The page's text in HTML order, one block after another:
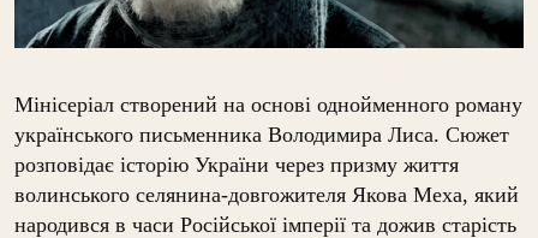
Мінісеріал створений на основі однойменного роману
українського письменника Володимира Лиса. Сюжет
розповідає історію України через призму життя
волинського селянина-довгожителя Якова Меха, який
народився в часи Російської імперії та дожив старість